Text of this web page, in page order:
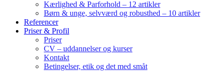
Kærlighed & Parforhold – 12 artikler
Børn & unge, selvværd og robusthed – 10 artikler
Referencer
Priser & Profil
Priser
CV – uddannelser og kurser
Kontakt
Betingelser, etik og det med småt